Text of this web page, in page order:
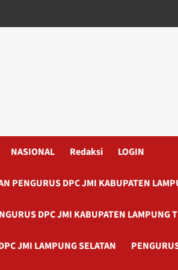
NASIONAL Redaksi LOGIN
PENGURUS DPC JMI KABUPATEN
DPC JMI KABUPATEN LAMPUNG
JMI LAMPUNG SELATAN